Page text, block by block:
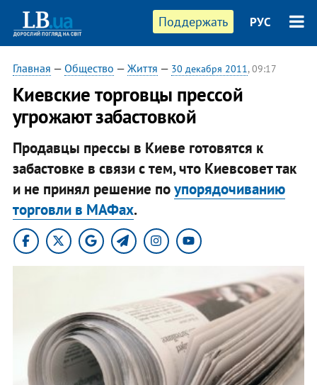
Поддержать РУС
Главная — Общество — Життя — 30 декабря 2011, 09:17
Киевские торговцы прессой
угрожают забастовкой
Продавцы прессы в Киеве готовятся к
забастовке в связи с тем, что Киевсовет так
и не принял решение поупорядочиванию
торговли в МАФах.